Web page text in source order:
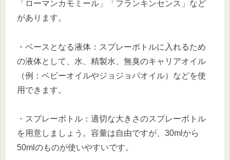
「ローマンカモミール」「フランキンセンス」など
があります。
・ベースとなる液体：スプレーボトルに入れるため
の液体として、水、精製水、無臭のキャリアオイル
（例：ベビーオイルやジョジョバオイル）などを使
用できます。
・スプレーボトル：適切な大きさのスプレーボトル
を用意しましょう。容量は自由ですが、30mlから
50mlのものが使いやすいです。